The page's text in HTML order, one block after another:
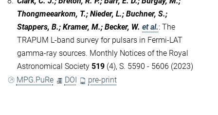
Thongmeearkom, T.; Nieder, L.; Buchner, S.;
Stappers, B.; Kramer, M.; Becker, W. et al.: The
TRAPUM L-band survey for pulsars in Fermi-LAT
gamma-ray sources. Monthly Notices of the Royal
Astronomical Society 519 (4), S. 5590 - 5606 (2023)
MPG.PuRe
DOI pre-print